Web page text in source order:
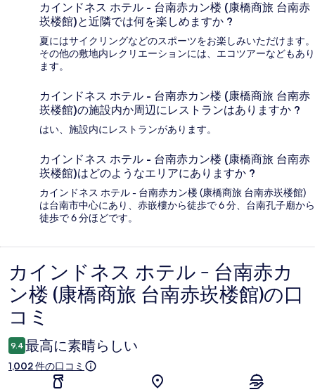
カインドネス ホテル - 台南赤カン楼 (康橋商旅 台南赤
崁楼館)と近隣では何を楽しめますか ?
夏にはサイクリングなどのスポーツをお楽しみいただけます。
その他の敷地内レクリエーションには、エコツアーなどもあり
ます。
カインドネス ホテル - 台南赤カン楼 (康橋商旅 台南赤
崁楼館)の施設内か周辺にレストランはありますか ?
はい、施設内にレストランがあります。
カインドネス ホテル - 台南赤カン楼 (康橋商旅 台南赤
崁楼館)はどのようなエリアにありますか ?
カインドネス ホテル - 台南赤カン楼 (康橋商旅 台南赤崁楼館)
は台南市中心にあり、赤嵌樓から徒歩で 6 分、台南孔子廟から
徒歩で 6 分ほどです。
口
コ
ミ
カインドネス ホテル - 台南赤カ
ン楼 (康橋商旅 台南赤崁楼館)の口
コミ
9.4 最高に素晴らしい
1,002 件の口コミ